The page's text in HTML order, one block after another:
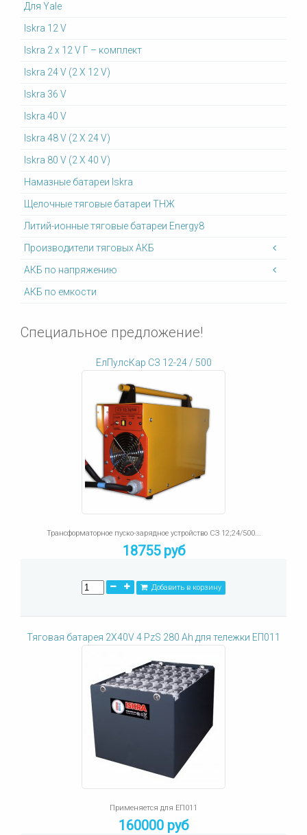
Для Yale
Iskra 12 V
Iskra 2 x 12 V Г – комплект
Iskra 24 V (2 X 12 V)
Iskra 36 V
Iskra 40 V
Iskra 48 V (2 X 24 V)
Iskra 80 V (2 X 40 V)
Намазные батареи Iskra
Щелочные тяговые батареи ТНЖ
Литий-ионные тяговые батареи Energy8
Производители тяговых АКБ
АКБ по напряжению
АКБ по емкости
Специальное предложение!
ЕлПулсКар СЗ 12-24 / 500
Трансформаторное пуско-зарядное устройство СЗ 12;24/500...
18755 руб
Добавить в корзину
Тяговая батарея 2X40V 4 PzS 280 Ah для тележки ЕП011
Применяется для ЕП011
160000 руб